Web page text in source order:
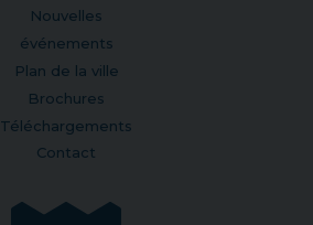
Nouvelles
événements
Plan de la ville
Brochures
Téléchargements
Contact